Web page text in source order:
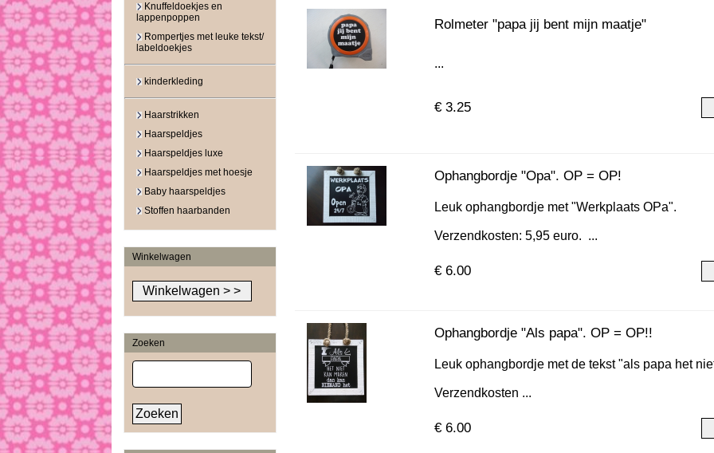
Knuffeldoekjes en
lappenpoppen
Rompertjes met leuke tekst/
labeldoekjes
kinderkleding
Haarstrikken
Haarspeldjes
Haarspeldjes luxe
Haarspeldjes met hoesje
Baby haarspeldjes
Stoffen haarbanden
Winkelwagen
Zoeken
Rolmeter "papa jij bent mijn maatje"
...
€ 3.25
Ophangbordje "Opa". OP = OP!
Leuk ophangbordje met "Werkplaats OPa".
Verzendkosten: 5,95 euro. ...
€ 6.00
Ophangbordje "Als papa". OP = OP!!
Leuk ophangbordje met de tekst "als papa het
Verzendkosten ...
€ 6.00